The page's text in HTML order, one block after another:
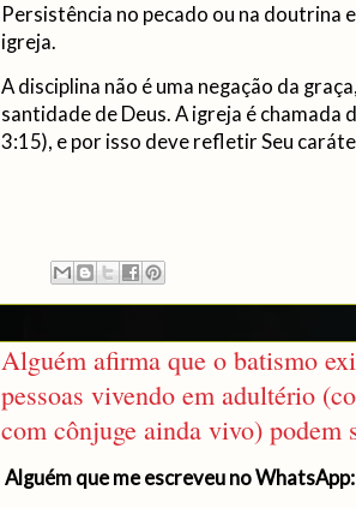
Persistência no pecado ou na doutrina
igreja.
A disciplina não é uma negação da
santidade de Deus. A igreja é chamada
3:15), e por isso deve refletir Seu
Alguém afirma que o batismo
pessoas vivendo em adultério
com cônjuge ainda vivo) podem
Alguém que me escreveu no WhatsApp: